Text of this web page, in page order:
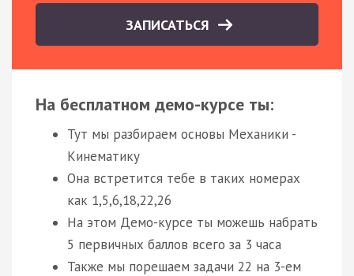
ЗАПИСАТЬСЯ
На бесплатном демо-курсе ты:
Тут мы разбираем основы Механики -
Кинематику
Она встретится тебе в таких номерах
как 1,5,6,18,22,26
На этом Демо-курсе ты можешь набрать
5 первичных баллов всего за 3 часа
Также мы порешаем задачи 22 на 3-ем